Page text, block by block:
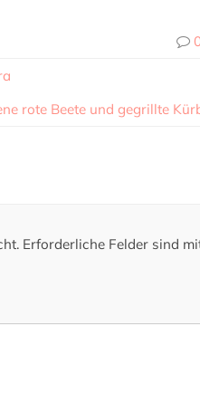
rote Beete und gegrillte
Erforderliche Felder sind